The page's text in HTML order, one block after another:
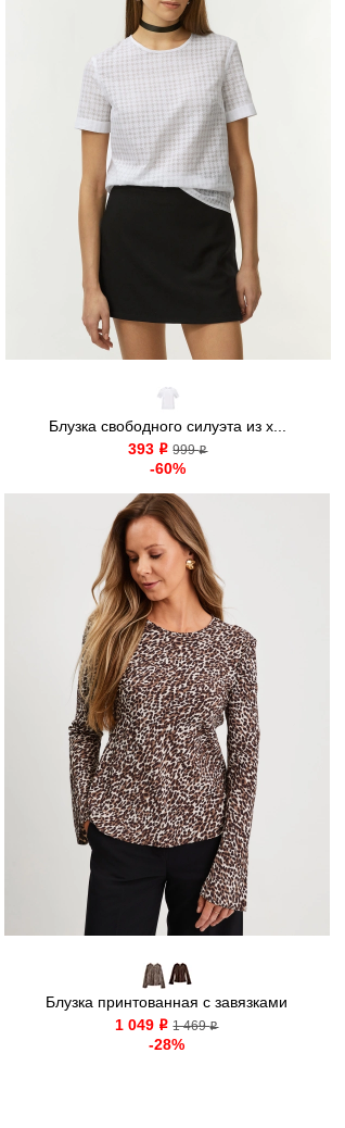
Блузка свободного силуэта из х...
393 o 999o
-60%
Блузка принтованная с завязками
1 049 o 1 469o
-28%